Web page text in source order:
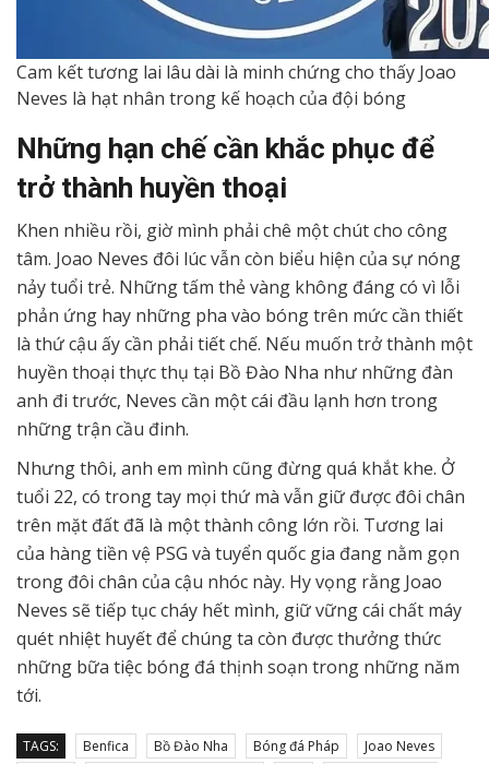
Cam kết tương lai lâu dài là minh chứng cho thấy Joao
Neves là hạt nhân trong kế hoạch của đội bóng
Những hạn chế cần khắc phục để
trở thành huyền thoại
Khen nhiều rồi, giờ mình phải chê một chút cho công
tâm. Joao Neves đôi lúc vẫn còn biểu hiện của sự nóng
nảy tuổi trẻ. Những tấm thẻ vàng không đáng có vì lỗi
phản ứng hay những pha vào bóng trên mức cần thiết
là thứ cậu ấy cần phải tiết chế. Nếu muốn trở thành một
huyền thoại thực thụ tại Bồ Đào Nha như những đàn
anh đi trước, Neves cần một cái đầu lạnh hơn trong
những trận cầu đinh.
Nhưng thôi, anh em mình cũng đừng quá khắt khe. Ở
tuổi 22, có trong tay mọi thứ mà vẫn giữ được đôi chân
trên mặt đất đã là một thành công lớn rồi. Tương lai
của hàng tiền vệ PSG và tuyển quốc gia đang nằm gọn
trong đôi chân của cậu nhóc này. Hy vọng rằng Joao
Neves sẽ tiếp tục cháy hết mình, giữ vững cái chất máy
quét nhiệt huyết để chúng ta còn được thưởng thức
những bữa tiệc bóng đá thịnh soạn trong những năm
tới.
TAGS: Benfica Bồ Đào Nha Bóng đá Pháp
Joao Neves